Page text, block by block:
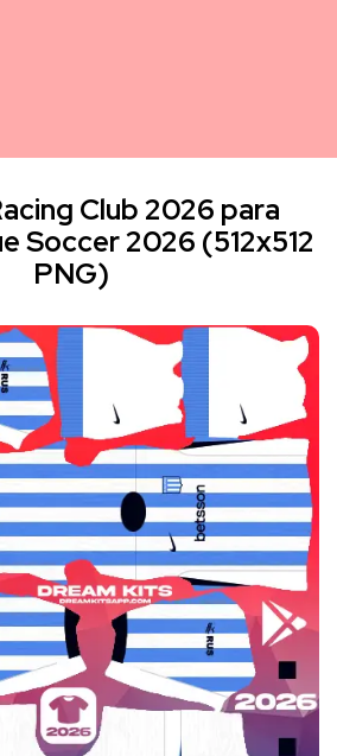
Club 2026 para
Soccer 2026 (512x512
PNG)